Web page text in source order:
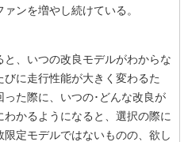
ンを増やし続けている。
、いつの改良モデルがわからな
に走行性能が大きく変わるた
た際に、いつの･どんな改良が
かるようになると、選択の際に
定モデルではないものの、欲し